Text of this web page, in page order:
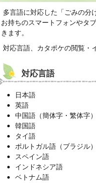
多言語に対応した「ごみの分
お持ちのスマートフォンやタ
きます。
対応言語、カタポケの閲覧・
対応言語
日本語
英語
中国語（簡体字・繁体字）
韓国語
タイ語
ポルトガル語（ブラジル）
スペイン語
インドネシア語
ベトナム語